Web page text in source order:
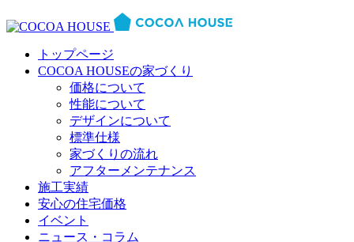
トップページ
COCOA HOUSEの家づくり
価格について
性能について
デザインについて
標準仕様
家づくりの流れ
アフターメンテナンス
施工実績
安心の住宅価格
イベント
ニュース・コラム